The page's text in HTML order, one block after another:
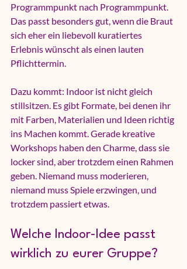
Programmpunkt nach Programmpunkt.
Das passt besonders gut, wenn die Braut
sich eher ein liebevoll kuratiertes
Erlebnis wünscht als einen lauten
Pflichttermin.
Dazu kommt: Indoor ist nicht gleich
stillsitzen. Es gibt Formate, bei denen ihr
mit Farben, Materialien und Ideen richtig
ins Machen kommt. Gerade kreative
Workshops haben den Charme, dass sie
locker sind, aber trotzdem einen Rahmen
geben. Niemand muss moderieren,
niemand muss Spiele erzwingen, und
trotzdem passiert etwas.
Welche Indoor-Idee passt
wirklich zu eurer Gruppe?